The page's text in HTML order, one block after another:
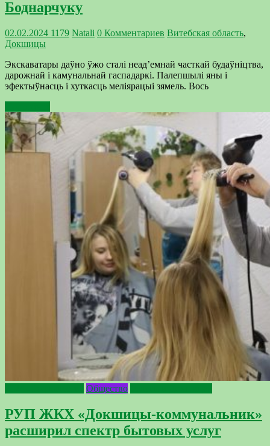
Боднарчуку
02.02.2024 1179 Natali 0 Комментариев Витебская область,
Докшицы
Экскаватары даўно ўжо сталі неад’емнай часткай будаўніцтва,
дарожнай і камунальнай гаспадаркі. Палепшылі яны і
эфектыўнасць і хуткасць меліярацыі зямель. Вось
Общество
РУП ЖКХ «Докшицы-коммунальник»
расширил спектр бытовых услуг